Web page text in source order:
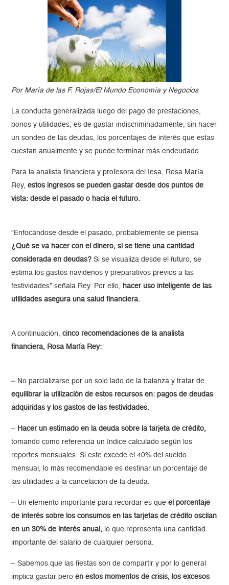
Por María de las F. Rojas/El Mundo Economía y Negocios
La conducta generalizada luego del pago de prestaciones,
bonos y utilidades, es de gastar indiscriminadamente, sin hacer
un sondeo de las deudas, los porcentajes de interés que estas
cuestan anualmente y se puede terminar más endeudado.
Para la analista financiera y profesora del Iesa, Rosa María
Rey,estos ingresos se pueden gastar desde dos puntos de
vista: desde el pasado o hacia el futuro.
“Enfocándose desde el pasado, probablemente se piensa
¿Qué se va hacer con el dinero, si se tiene una cantidad
considerada en deudas?Si se visualiza desde el futuro, se
estima los gastos navideños y preparativos previos a las
festividades” señala Rey. Por ello, hacer uso inteligente de las
utilidades asegura una salud financiera.
A continuación,cinco recomendaciones de la analista
financiera, Rosa María Rey:
– No parcializarse por un solo lado de la balanza y tratar de
equilibrar la utilización de estos recursos en: pagos de deudas
adquiridas y los gastos de las festividades.
– Hacer un estimado en la deuda sobre la tarjeta de crédito,
tomando como referencia un índice calculado según los
reportes mensuales. Si este excede el 40% del sueldo
mensual, lo más recomendable es destinar un porcentaje de
las utilidades a la cancelación de la deuda.
– Un elemento importante para recordar es queel porcentaje
de interés sobre los consumos en las tarjetas de crédito oscilan
en un 30% de interés anual, lo que representa una cantidad
importante del salario de cualquier persona.
– Sabemos que las fiestas son de compartir y por lo general
implica gastar peroen estos momentos de crisis, los excesos